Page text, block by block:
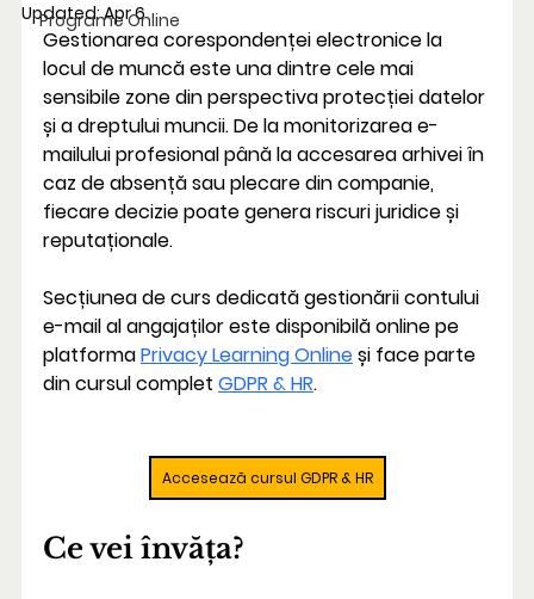
Programe Online
Updated:Apr 6
Gestionarea corespondenței electronice la
locul de muncă este una dintre cele mai
sensibile zone din perspectiva protecției datelor
și a dreptului muncii. De la monitorizarea e-
mailului profesional până la accesarea arhivei în
caz de absență sau plecare din companie,
fiecare decizie poate genera riscuri juridice și
reputaționale.
Secțiunea de curs dedicată gestionării contului
e-mail al angajaților este disponibilă online pe
platforma Privacy Learning Online și face parte
din cursul complet GDPR & HR.
Accesează cursul GDPR & HR
Ce vei învăța?